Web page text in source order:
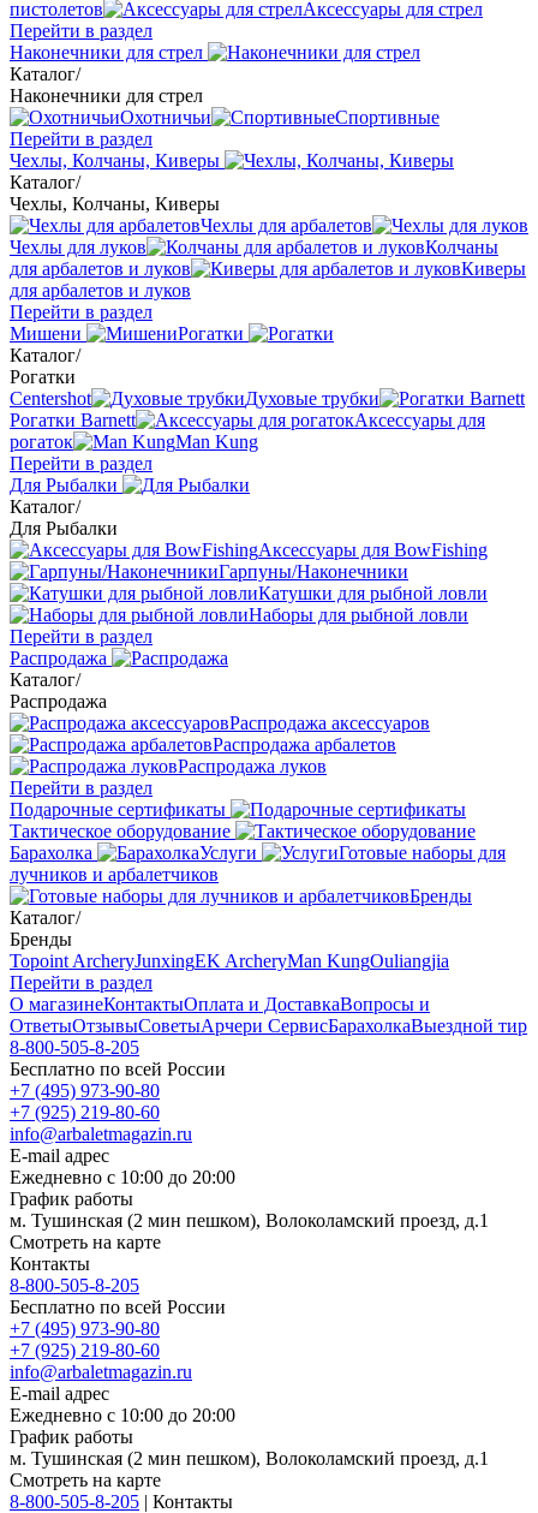
пистолетов
Аксессуары для стрел
Перейти в раздел
Наконечники для стрел
Каталог/
Наконечники для стрел
Охотничьи
Спортивные
Перейти в раздел
Чехлы, Колчаны, Киверы
Каталог/
Чехлы, Колчаны, Киверы
Чехлы для арбалетов
Чехлы для луков
Колчаны
для арбалетов и луков
Киверы
для арбалетов и луков
Перейти в раздел
Мишени
Рогатки
Каталог/
Рогатки
Centershot
Духовые трубки
Рогатки Barnett
Аксессуары для
рогаток
Man Kung
Перейти в раздел
Для Рыбалки
Каталог/
Для Рыбалки
Аксессуары для BowFishing
Гарпуны/Наконечники
Катушки для рыбной ловли
Наборы для рыбной ловли
Перейти в раздел
Распродажа
Каталог/
Распродажа
Распродажа аксессуаров
Распродажа арбалетов
Распродажа луков
Перейти в раздел
Подарочные сертификаты
Тактическое оборудование
Барахолка
Услуги
Готовые наборы для
лучников и арбалетчиков
Бренды
Каталог/
Бренды
Topoint ArcheryJunxingEK ArcheryMan KungOuliangjia
Перейти в раздел
О магазинеКонтактыОплата и ДоставкаВопросы и
ОтветыОтзывыСоветыАрчери СервисБарахолкаВыездной тир
8-800-505-8-205
Бесплатно по всей России
+7 (495) 973-90-80
+7 (925) 219-80-60
info@arbaletmagazin.ru
E-mail адрес
Ежедневно с 10:00 до 20:00
График работы
м. Тушинская (2 мин пешком), Волоколамский проезд, д.1
Смотреть на карте
Контакты
8-800-505-8-205
Бесплатно по всей России
+7 (495) 973-90-80
+7 (925) 219-80-60
info@arbaletmagazin.ru
E-mail адрес
Ежедневно с 10:00 до 20:00
График работы
м. Тушинская (2 мин пешком), Волоколамский проезд, д.1
Смотреть на карте
8-800-505-8-205 | Контакты